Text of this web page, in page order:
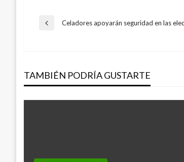
Navegación
entradas
Entrada
Celadores apoyarán seguridad en las
TAMBIÉN PODRÍA GUSTARTE